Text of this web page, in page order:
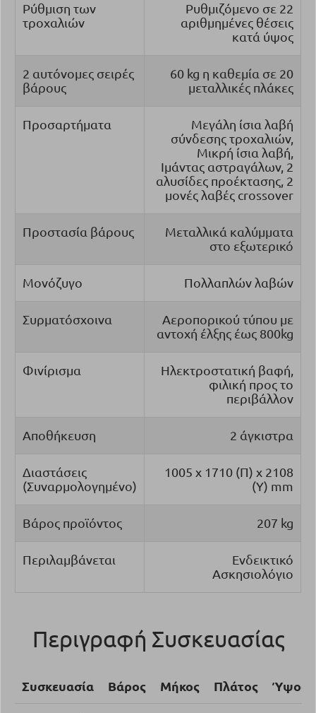
Ρύθμιση των
τροχαλιών
Ρυθμιζόμενο σε 22
αριθμημένες θέσεις
κατά ύψος
2 αυτόνομες σειρές
βάρους
60 kg η καθεμία σε 20
μεταλλικές πλάκες
Προσαρτήματα
Μεγάλη ίσια λαβή
σύνδεσης τροχαλιών,
Μικρή ίσια λαβή,
Ιμάντας αστραγάλων, 2
αλυσίδες προέκτασης, 2
μονές λαβές crossover
Προστασία βάρους
Μεταλλικά καλύμματα
στο εξωτερικό
Μονόζυγο Πολλαπλών λαβών
Συρματόσχοινα
Αεροπορικού τύπου με
αντοχή έλξης έως 800kg
Φινίρισμα
Ηλεκτροστατική βαφή,
φιλική προς το
περιβάλλον
Αποθήκευση 2 άγκιστρα
Διαστάσεις
(Συναρμολογημένο)
1005 x 1710 (Π) x 2108
(Υ) mm
Βάρος προϊόντος 207 kg
Περιλαμβάνεται
Ενδεικτικό
Ασκησιολόγιο
Περιγραφή Συσκευασίας
Συσκευασία Βάρος Μήκος Πλάτος Ύψος